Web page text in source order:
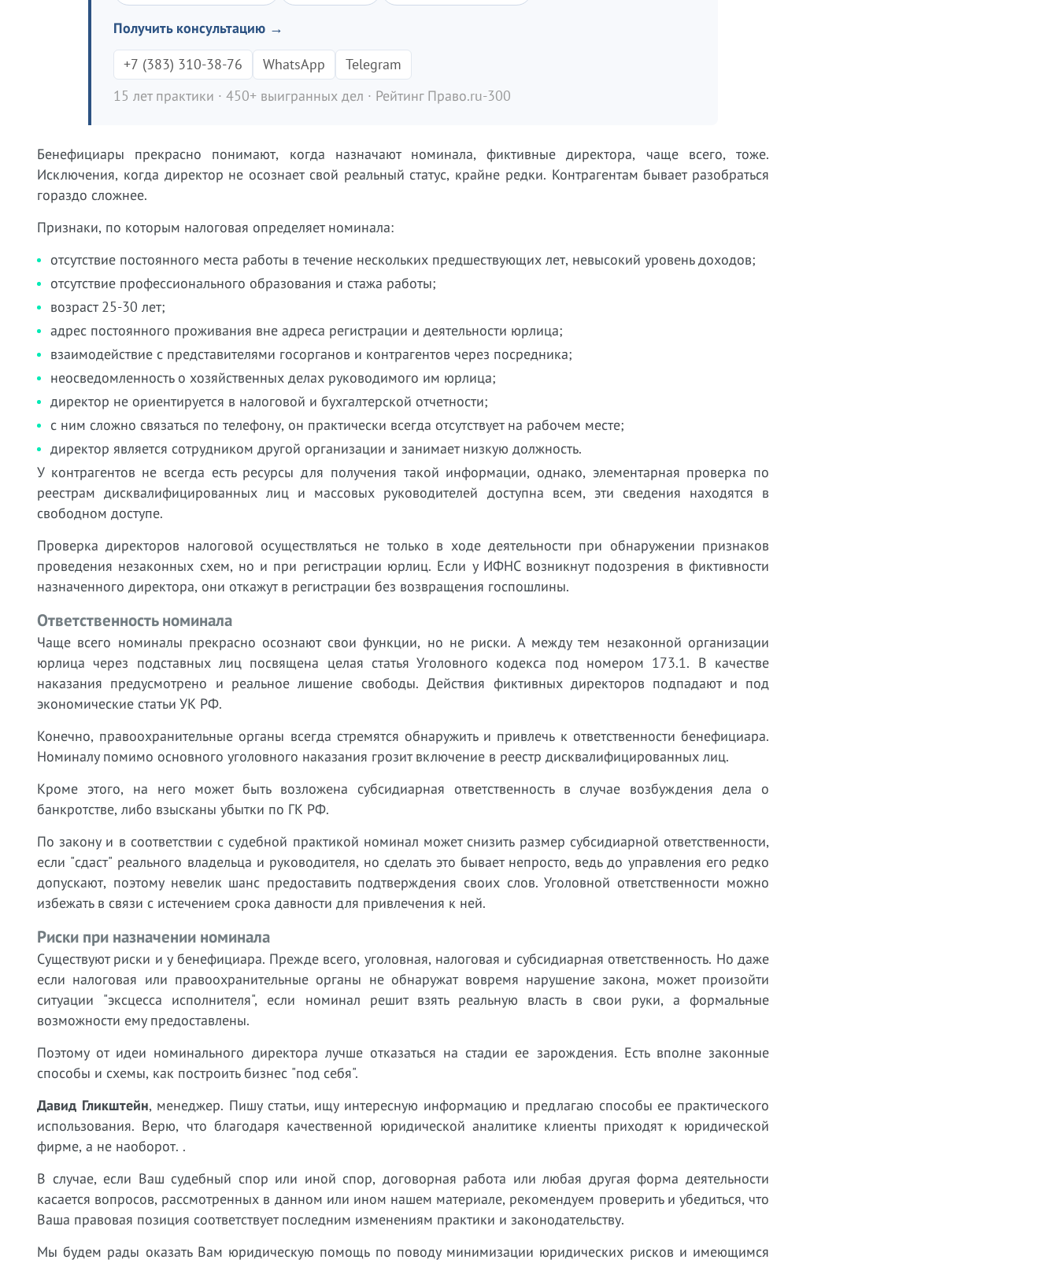
Получить консультацию →
+7 (383) 310-38-76
WhatsApp
Telegram
15 лет практики · 450+ выигранных дел · Рейтинг Право.ru-300
Бенефициары прекрасно понимают, когда назначают номинала, фиктивные директора, чаще всего, тоже.
Исключения, когда директор не осознает свой реальный статус, крайне редки. Контрагентам бывает разобраться
гораздо сложнее.
Признаки, по которым налоговая определяет номинала:
отсутствие постоянного места работы в течение нескольких предшествующих лет, невысокий уровень доходов;
отсутствие профессионального образования и стажа работы;
возраст 25-30 лет;
адрес постоянного проживания вне адреса регистрации и деятельности юрлица;
взаимодействие с представителями госорганов и контрагентов через посредника;
неосведомленность о хозяйственных делах руководимого им юрлица;
директор не ориентируется в налоговой и бухгалтерской отчетности;
с ним сложно связаться по телефону, он практически всегда отсутствует на рабочем месте;
директор является сотрудником другой организации и занимает низкую должность.
У контрагентов не всегда есть ресурсы для получения такой информации, однако, элементарная проверка по
реестрам дисквалифицированных лиц и массовых руководителей доступна всем, эти сведения находятся в
свободном доступе.
Проверка директоров налоговой осуществляться не только в ходе деятельности при обнаружении признаков
проведения незаконных схем, но и при регистрации юрлиц. Если у ИФНС возникнут подозрения в фиктивности
назначенного директора, они откажут в регистрации без возвращения госпошлины.
Ответственность номинала
Чаще всего номиналы прекрасно осознают свои функции, но не риски. А между тем незаконной организации
юрлица через подставных лиц посвящена целая статья Уголовного кодекса под номером 173.1. В качестве
наказания предусмотрено и реальное лишение свободы. Действия фиктивных директоров подпадают и под
экономические статьи УК РФ.
Конечно, правоохранительные органы всегда стремятся обнаружить и привлечь к ответственности бенефициара.
Номиналу помимо основного уголовного наказания грозит включение в реестр дисквалифицированных лиц.
Кроме этого, на него может быть возложена субсидиарная ответственность в случае возбуждения дела о
банкротстве, либо взысканы убытки по ГК РФ.
По закону и в соответствии с судебной практикой номинал может снизить размер субсидиарной ответственности,
если "сдаст" реального владельца и руководителя, но сделать это бывает непросто, ведь до управления его редко
допускают, поэтому невелик шанс предоставить подтверждения своих слов. Уголовной ответственности можно
избежать в связи с истечением срока давности для привлечения к ней.
Риски при назначении номинала
Существуют риски и у бенефициара. Прежде всего, уголовная, налоговая и субсидиарная ответственность. Но даже
если налоговая или правоохранительные органы не обнаружат вовремя нарушение закона, может произойти
ситуации "эксцесса исполнителя", если номинал решит взять реальную власть в свои руки, а формальные
возможности ему предоставлены.
Поэтому от идеи номинального директора лучше отказаться на стадии ее зарождения. Есть вполне законные
способы и схемы, как построить бизнес "под себя".
Давид Гликштейн, менеджер. Пишу статьи, ищу интересную информацию и предлагаю способы ее практического
использования. Верю, что благодаря качественной юридической аналитике клиенты приходят к юридической
фирме, а не наоборот. .
В случае, если Ваш судебный спор или иной спор, договорная работа или любая другая форма деятельности
касается вопросов, рассмотренных в данном или ином нашем материале, рекомендуем проверить и убедиться, что
Ваша правовая позиция соответствует последним изменениям практики и законодательству.
Мы будем рады оказать Вам юридическую помощь по поводу минимизации юридических рисков и имеющимся